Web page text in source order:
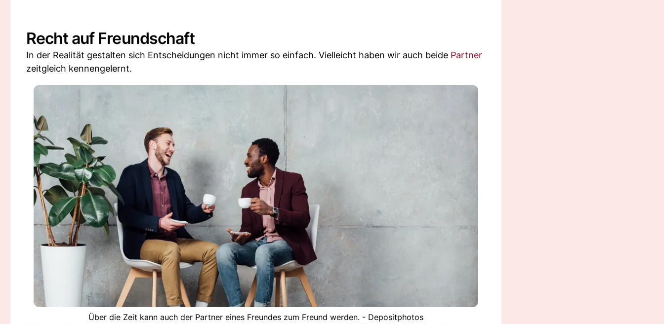
Recht auf Freundschaft
In der Realität gestalten sich Entscheidungen nicht immer so einfach. Vielleicht haben wir auch beide Partner
zeitgleich kennengelernt.
Über die Zeit kann auch der Partner eines Freundes zum Freund werden. - Depositphotos